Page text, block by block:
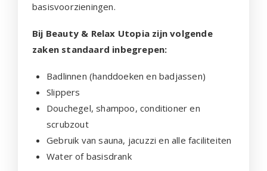
basisvoorzieningen.
Bij Beauty & Relax Utopia zijn volgende
zaken standaard inbegrepen:
Badlinnen (handdoeken en badjassen)
Slippers
Douchegel, shampoo, conditioner en
scrubzout
Gebruik van sauna, jacuzzi en alle faciliteiten
Water of basisdrank